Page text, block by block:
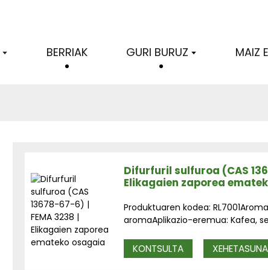
BERRIAK GURI BURUZ MAIZ
Difurfuril sulfuroa (CAS
Elikagaien zaporea
Produktuaren kodea:
aromaAplikazio-eremua: Kafea,
KONTSULTA XEHETASUNA